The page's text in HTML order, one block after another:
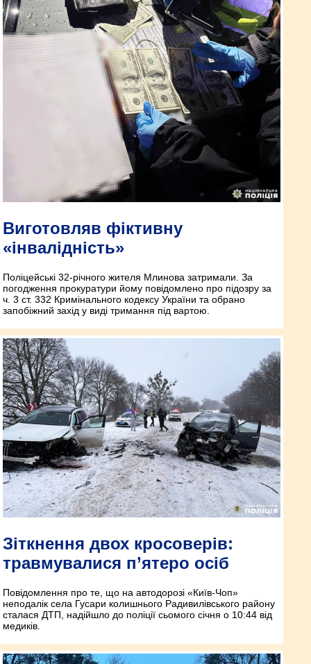
Виготовляв фіктивну
«інвалідність»
Поліцейські 32-річного жителя Млинова затримали. За
погодження прокуратури йому повідомлено про підозру за
ч. 3 ст. 332 Кримінального кодексу України та обрано
запобіжний захід у виді тримання під вартою.
Зіткнення двох кросоверів:
травмувалися п’ятеро осіб
Повідомлення про те, що на автодорозі «Київ-Чоп»
неподалік села Гусари колишнього Радивилівського району
сталася ДТП, надійшло до поліції сьомого січня о 10:44 від
медиків.